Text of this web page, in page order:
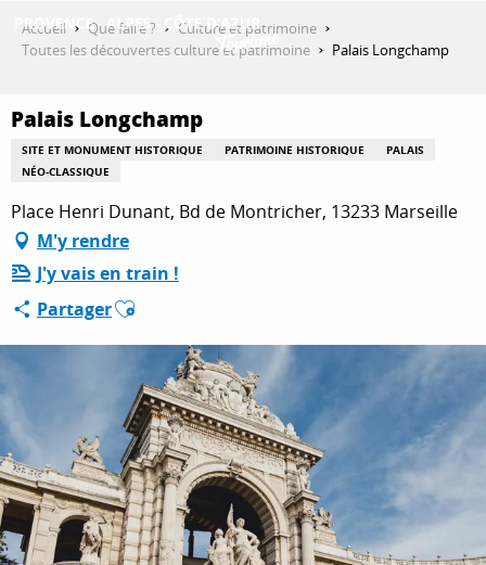
QUE FAIRE ?
SÉJOURNER
ESPACE PRO
Accueil Que faire ?
Culture et patrimoine
Toutes les découvertes culture et patrimoine
Palais Longchamp
Palais Longchamp
SITE ET MONUMENT HISTORIQUE PATRIMOINE HISTORIQUE
PALAIS
NÉO-CLASSIQUE
Place Henri Dunant, Bd de Montricher, 13233 Marseille
M'y rendre
J'y vais en train !
PartagerAjouter aux favoris